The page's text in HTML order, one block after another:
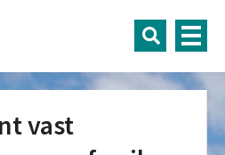
vast